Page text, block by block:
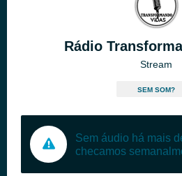
Rádio
Stream
SEM SOM?
Sem áudio há mais
checamos